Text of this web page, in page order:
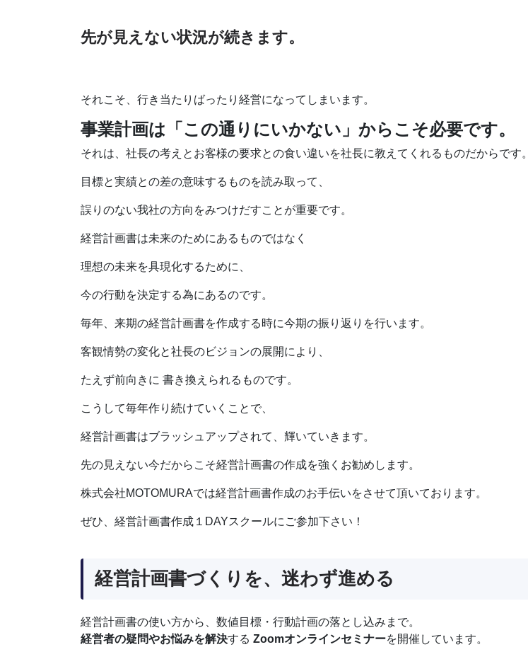
先が見えない状況が続きます。
それこそ、行き当たりばったり経営になってしまいます。
事業計画は「この通りにいかない」からこそ必要です。
それは、社長の考えとお客様の要求との食い違いを社長に教えてくれるものだからです。
目標と実績との差の意味するものを読み取って、
誤りのない我社の方向をみつけだすことが重要です。
経営計画書は未来のためにあるものではなく
理想の未来を具現化するために、
今の行動を決定する為にあるのです。
毎年、来期の経営計画書を作成する時に今期の振り返りを行います。
客観情勢の変化と社長のビジョンの展開により、
たえず前向きに 書き換えられるものです。
こうして毎年作り続けていくことで、
経営計画書はブラッシュアップされて、輝いていきます。
先の見えない今だからこそ経営計画書の作成を強くお勧めします。
株式会社MOTOMURAでは経営計画書作成のお手伝いをさせて頂いております。
ぜひ、経営計画書作成１DAYスクールにご参加下さい！
経営計画書づくりを、迷わず進める
経営計画書の使い方から、数値目標・行動計画の落とし込みまで。
経営者の疑問やお悩みを解決する Zoomオンラインセミナーを開催しています。